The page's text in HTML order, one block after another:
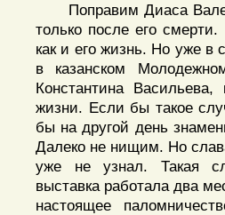
Поправим Диаса
только после его
как и его жизнь. Но уже в
в казанском
Константина
жизни. Если бы такое
бы на другой день
Далеко не нищим. Но
уже не узнал. Такая
выставка работала два
настоящее